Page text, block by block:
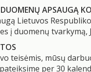
APSAUGĄ
Lietuvos
į duomenų
teisėmis, mūsų
per 30